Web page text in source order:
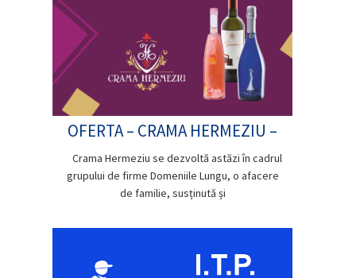
OFERTA – CRAMA HERMEZIU –
Crama Hermeziu se dezvoltă astăzi în cadrul
grupului de firme Domeniile Lungu, o afacere
de familie, susținută și